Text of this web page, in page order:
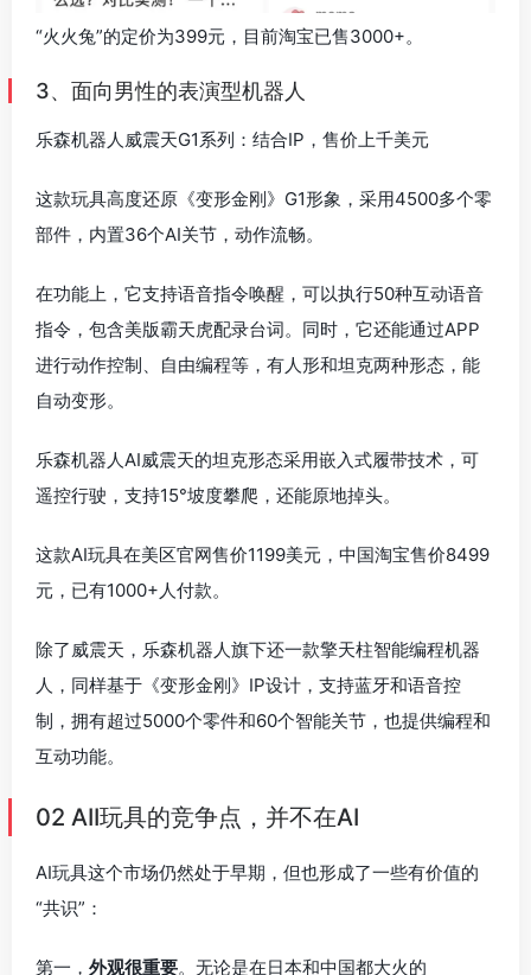
“火火兔”的定价为399元，目前淘宝已售3000+。
3、面向男性的表演型机器人
乐森机器人威震天G1系列：结合IP，售价上千美元
这款玩具高度还原《变形金刚》G1形象，采用4500多个零
部件，内置36个AI关节，动作流畅。
在功能上，它支持语音指令唤醒，可以执行50种互动语音
指令，包含美版霸天虎配录台词。同时，它还能通过APP
进行动作控制、自由编程等，有人形和坦克两种形态，能
自动变形。
乐森机器人AI威震天的坦克形态采用嵌入式履带技术，可
遥控行驶，支持15°坡度攀爬，还能原地掉头。
这款AI玩具在美区官网售价1199美元，中国淘宝售价8499
元，已有1000+人付款。
除了威震天，乐森机器人旗下还一款擎天柱智能编程机器
人，同样基于《变形金刚》IP设计，支持蓝牙和语音控
制，拥有超过5000个零件和60个智能关节，也提供编程和
互动功能。
02 AII玩具的竞争点，并不在AI
AI玩具这个市场仍然处于早期，但也形成了一些有价值的
“共识”：
第一， 外观很重要。无论是在日本和中国都大火的